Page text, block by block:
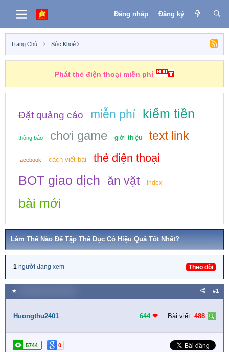
Đăng nhập Đăng ký
Trang Chủ Sức Khoẻ
Phát thẻ điện thoại miễn phí
Đặt quảng cáo miễn phí kiếm tiền
thông báo chơi game giới thiệu text link
facebook cách viết bài thẻ điện thoại
BOT giao dịch ăn vặt index
bài mới
Làm Thế Nào Để Tập Thể Dục Có Hiệu Quả Tốt Nhất?
1 người đang xem Theo dõi
★ #1
Huongthu2401 644 ❤︎ Bài viết: 488
5744 0